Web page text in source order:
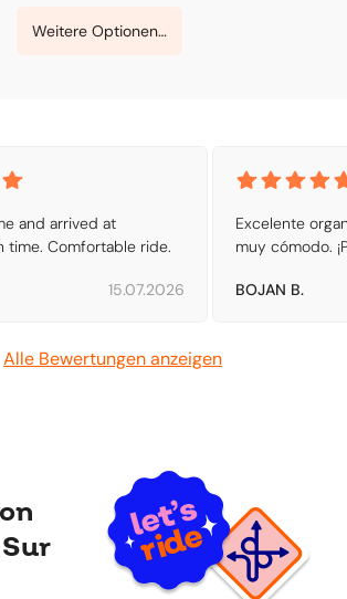
Weitere Optionen ansehen
and arrived at
time. Comfortable ride.
15.07.2026
Excelente
muy cómodo.
BOJAN B.
Alle Bewertungen anzeigen